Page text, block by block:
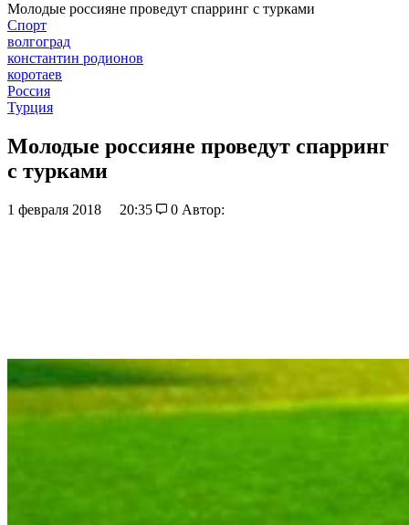
Молодые россияне проведут спарринг с турками
Спорт
волгоград
константин родионов
коротаев
Россия
Турция
Молодые россияне проведут спарринг
с турками
1 февраля 2018 20:35 0 Автор: